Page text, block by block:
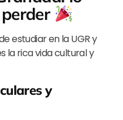
estudiar en la UGR y
la rica vida cultural y
y